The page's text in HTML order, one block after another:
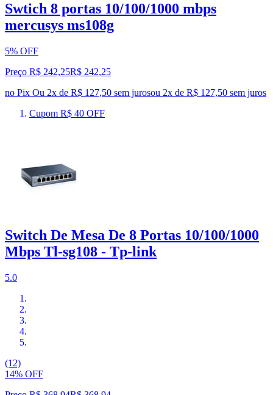
Swtich 8 portas 10/100/1000 mbps
mercusys ms108g
5% OFF
Preço R$ 242,25R$ 242,25
no Pix Ou 2x de R$ 127,50 sem jurosou 2x de R$ 127,50 sem juros
Cupom R$ 40 OFF
Switch De Mesa De 8 Portas 10/100/1000
Mbps Tl-sg108 - Tp-link
5.0
(12)
14% OFF